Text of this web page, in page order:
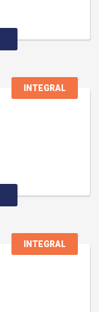
INTEGRAL
INTEGRAL